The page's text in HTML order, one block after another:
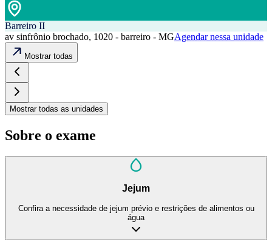
Barreiro II
av sinfrônio brochado, 1020 - barreiro - MGAgendar nessa unidade
Mostrar todas
Mostrar todas as unidades
Sobre o exame
Jejum
Confira a necessidade de jejum prévio e restrições de alimentos ou
água